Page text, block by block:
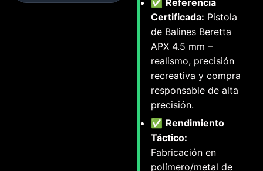
✅ Referencia
Certificada: Pistola
de Balines Beretta
APX 4.5 mm –
realismo, precisión
recreativa y compra
responsable de alta
precisión.
✅ Rendimiento
Táctico:
Fabricación en
polímero/metal de